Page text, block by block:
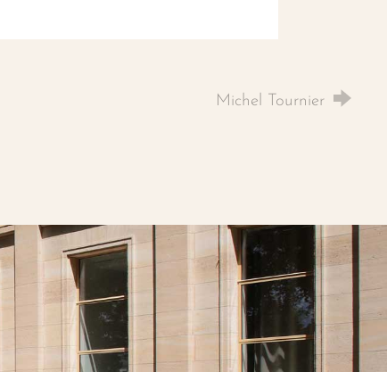
Michel Tournier